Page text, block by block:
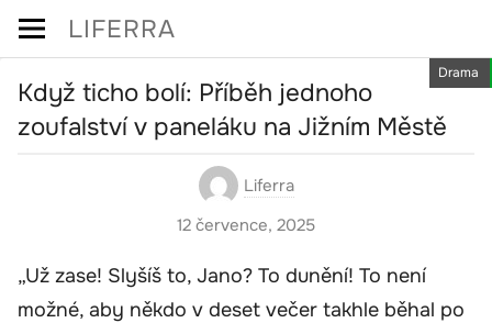
Skip
LIFERRA
Drama
Když ticho bolí: Příběh jednoho
zoufalství v paneláku na Jižním Městě
Liferra
12 července, 2025
„Už zase! Slyšíš to, Jano? To dunění! To není
možné, aby někdo v deset večer takhle běhal po